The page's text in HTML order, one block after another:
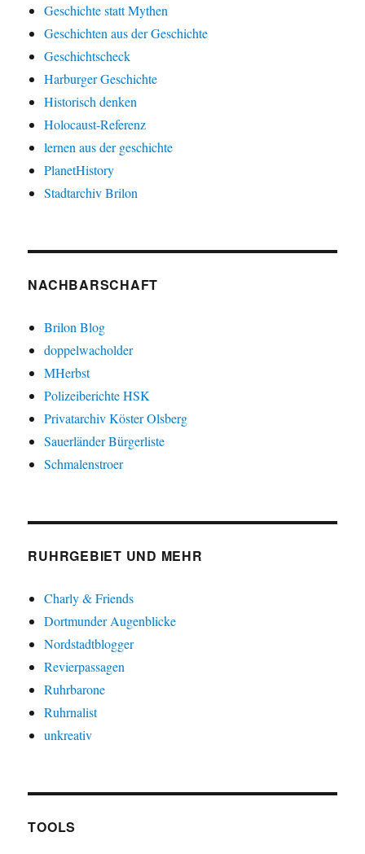
Geschichte statt Mythen
Geschichten aus der Geschichte
Geschichtscheck
Harburger Geschichte
Historisch denken
Holocaust-Referenz
lernen aus der geschichte
PlanetHistory
Stadtarchiv Brilon
NACHBARSCHAFT
Brilon Blog
doppelwacholder
MHerbst
Polizeiberichte HSK
Privatarchiv Köster Olsberg
Sauerländer Bürgerliste
Schmalenstroer
RUHRGEBIET UND MEHR
Charly & Friends
Dortmunder Augenblicke
Nordstadtblogger
Revierpassagen
Ruhrbarone
Ruhrnalist
unkreativ
TOOLS